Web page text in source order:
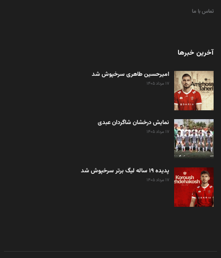
تماس با ما
آخرین خبرها
امیرحسین طاهری سرخپوش شد
۱۷ مرداد ۱۴۰۵
نمایش درخشان شاگردان عبدی
۱۷ مرداد ۱۴۰۵
پدیده ۱۹ ساله لیگ برتر سرخپوش شد
۱۷ مرداد ۱۴۰۵